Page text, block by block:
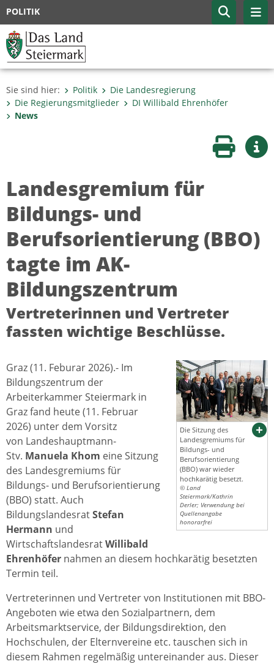
POLITIK
Sie sind hier: Politik
Die Landesregierung
Die Regierungsmitglieder
DI Willibald Ehrenhöfer
News
Seite
Landesgremium für
Bildungs- und
Berufsorientierung (BBO)
tagte im AK-
Bildungszentrum
Vertreterinnen und Vertreter
fassten wichtige Beschlüsse.
Die Sitzung des
Landesgremiums für
Bildungs- und
Berufsorientierung
(BBO) war wieder
hochkarätig besetzt.
© Land
Steiermark/Kathrin
Derler; Verwendung bei
Quellenangabe
honorarfrei
Graz (11. Feburar 2026).- Im
Bildungszentrum der
Arbeiterkammer Steiermark in
Graz fand heute (11. Februar
2026) unter dem Vorsitz
von Landeshauptmann-
Stv. Manuela Khom eine Sitzung
des Landesgremiums für
Bildungs- und Berufsorientierung
(BBO) statt. Auch
BildungslandesratStefan
Hermann und
WirtschaftslandesratWillibald
Ehrenhöfer nahmen an diesem hochkarätig besetzten
Termin teil.
Vertreterinnen und Vertreter von Institutionen mit BBO-
Angeboten wie etwa den Sozialpartnern, dem
Arbeitsmarktservice, der Bildungsdirektion, den
Hochschulen, der Elternvereine etc. tauschen sich in
diesem Rahmen regelmäßig untereinander aus. Dieser